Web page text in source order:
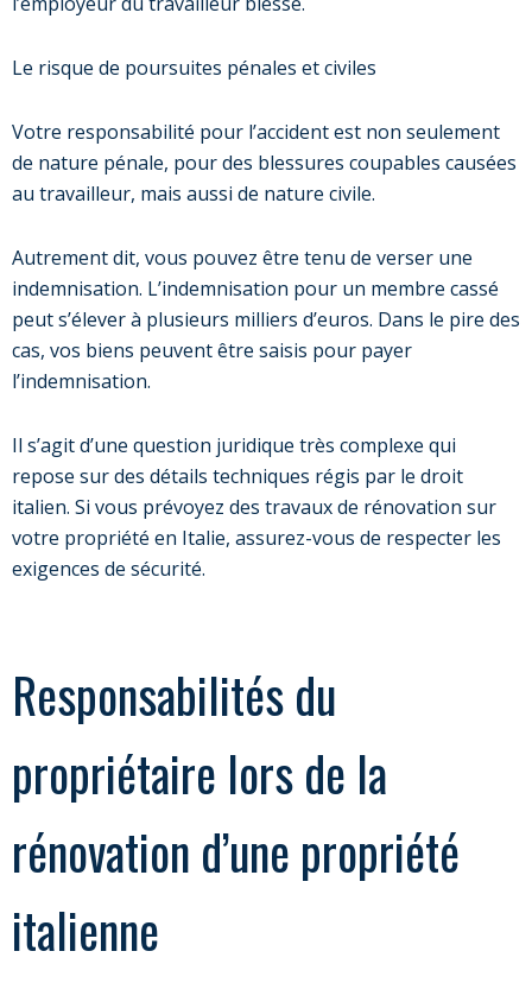
Le risque de poursuites pénales et civiles
Votre responsabilité pour l’accident est non seulement
de nature pénale, pour des blessures coupables causées
au travailleur, mais aussi de nature civile.
Autrement dit, vous pouvez être tenu de verser une
indemnisation. L’indemnisation pour un membre cassé
peut s’élever à plusieurs milliers d’euros. Dans le pire des
cas, vos biens peuvent être saisis pour payer
l’indemnisation.
Il s’agit d’une question juridique très complexe qui
repose sur des détails techniques régis par le droit
italien. Si vous prévoyez des travaux de rénovation sur
votre propriété en Italie, assurez-vous de respecter les
exigences de sécurité.
Responsabilités du
propriétaire lors de la
rénovation d’une propriété
italienne